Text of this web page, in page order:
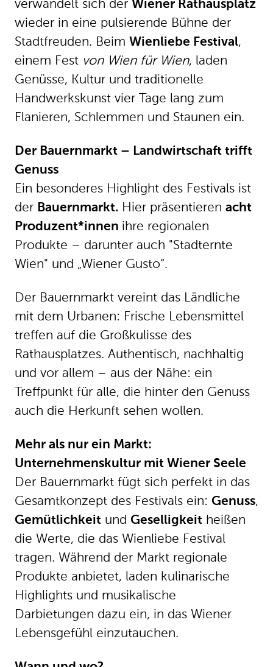
Flanieren, Schlemmen und Staunen ein.
Der Bauernmarkt – Landwirtschaft trifft
Genuss
Ein besonderes Highlight des Festivals ist
derBauernmarkt.Hier präsentieren
Produzent*innen ihre regionalen
Wien" und „Wiener Gusto“.
Der Bauernmarkt vereint das Ländliche
mit dem Urbanen: Frische Lebensmittel
treffen auf die Großkulisse des
Rathausplatzes. Authentisch, nachhaltig
und vor allem – aus der Nähe: ein
auch die Herkunft sehen wollen.
Mehr als nur ein Markt:
Unternehmenskultur mit Wiener Seele
Der Bauernmarkt fügt sich perfekt in das
Gesamtkonzept des Festivals ein:Genuss
GemütlichkeitundGeselligkeitheißen
tragen. Während der Markt regionale
Produkte anbietet, laden kulinarische
Highlights und musikalische
Darbietungen dazu ein, in das Wiener
Lebensgefühl einzutauchen.
Wann und wo?
Termine:Donnerstag, 18. September –
Sonntag, 21. September 2025
Ort:Rathausplatz, 1010 Wien
Eintritt:Frei